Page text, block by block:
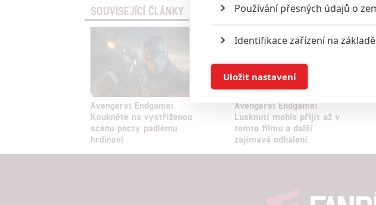
SOUVISEJÍCÍ ČLÁNKY
Avengers: Endgame:
Koukněte na vystřiženou
scénu pocty padlému
hrdinovi
Avengers: Endgame:
Lusknutí mohlo přijít až v
tomto filmu a další
zajímavá odhalení
Používání přesných údajů o
Identifikace zařízení na
Ukládání a/nebo přístup k
Reklama založená na
Personalizovaný obsah,
možnost: Zajištění bezpečnosti,
Uložit nastavení